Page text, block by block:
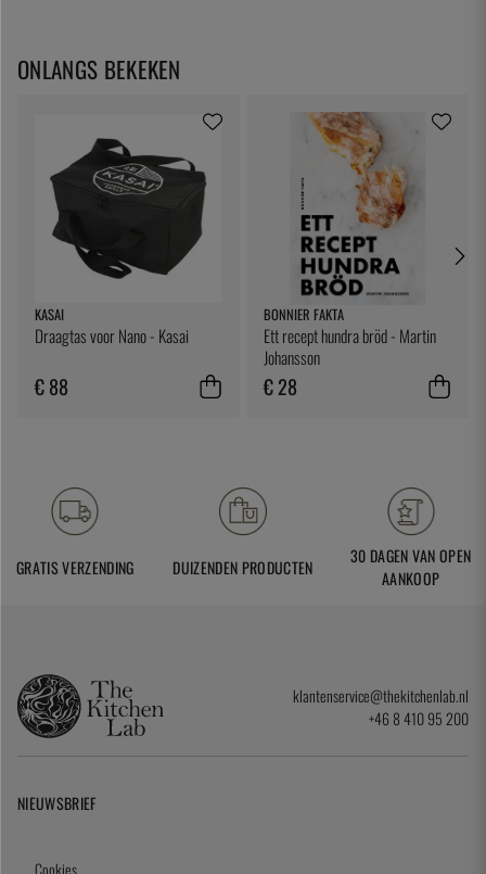
ONLANGS BEKEKEN
KASAI
Draagtas voor Nano - Kasai
€ 88
BONNIER FAKTA
Ett recept hundra bröd - Martin
Johansson
€ 28
GRATIS VERZENDING DUIZENDEN PRODUCTEN
30 DAGEN VAN OPEN
AANKOOP
klantenservice@thekitchenlab.nl
+46 8 410 95 200
NIEUWSBRIEF